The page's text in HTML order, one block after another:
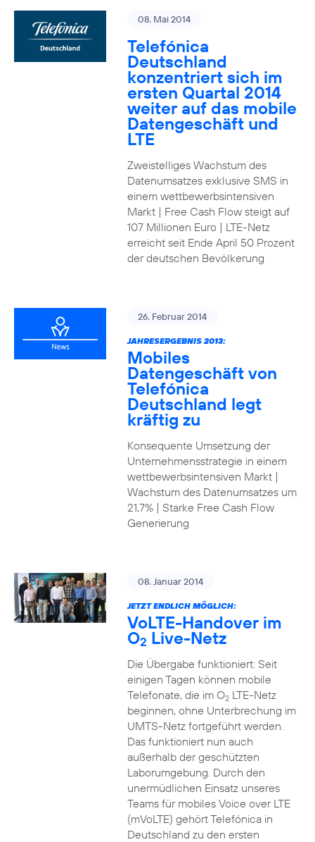
08. Mai 2014
Telefónica
Deutschland
konzentriert sich im
ersten Quartal 2014
weiter auf das mobile
Datengeschäft und
LTE
Zweistelliges Wachstum des
Datenumsatzes exklusive SMS in
einem wettbewerbsintensiven
Markt | Free Cash Flow steigt auf
107 Millionen Euro | LTE-Netz
erreicht seit Ende April 50 Prozent
der deutschen Bevölkerung
26. Februar 2014
JAHRESERGEBNIS 2013:
Mobiles
Datengeschäft von
Telefónica
Deutschland legt
kräftig zu
Konsequente Umsetzung der
Unternehmensstrategie in einem
wettbewerbsintensiven Markt |
Wachstum des Datenumsatzes um
21,7% | Starke Free Cash Flow
Generierung
08. Januar 2014
JETZT ENDLICH MÖGLICH:
VoLTE-Handover im
O2 Live-Netz
Die Übergabe funktioniert: Seit
einigen Tagen können mobile
Telefonate, die im O2LTE-Netz
beginnen, ohne Unterbrechung im
UMTS-Netz fortgeführt werden.
Das funktioniert nun auch
außerhalb der geschützten
Laborumgebung. Durch den
unermüdlichen Einsatz unseres
Teams für mobiles Voice over LTE
(mVoLTE) gehört Telefónica in
Deutschland zu den ersten